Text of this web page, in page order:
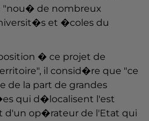
"nou� de nombreux
et �coles du
� ce projet de
il consid�re que "ce
de la part de grandes
qui d�localisent l'est
d'un op�rateur de l'Etat qui